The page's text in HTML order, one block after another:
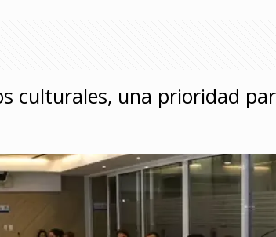
culturales, una prioridad